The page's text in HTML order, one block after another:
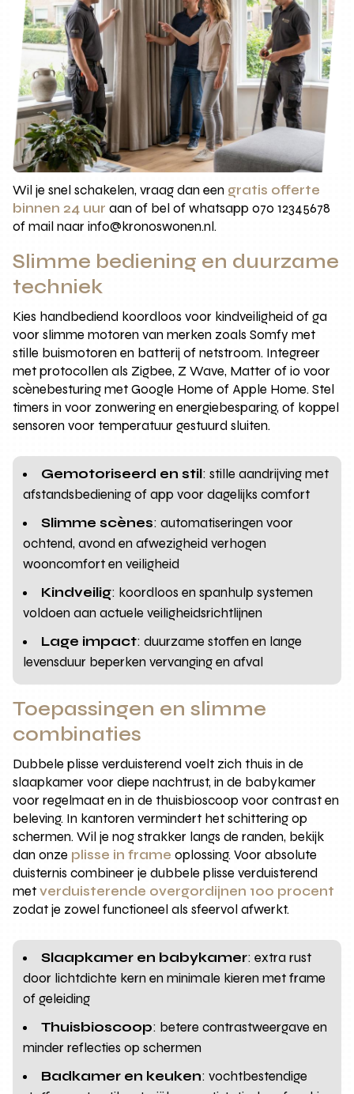
Wil je snel schakelen, vraag dan een gratis offerte
binnen 24 uur aan of bel of whatsapp 070 12345678
of mail naar info@kronoswonen.nl.
Slimme bediening en duurzame
techniek
Kies handbediend koordloos voor kindveiligheid of ga
voor slimme motoren van merken zoals Somfy met
stille buismotoren en batterij of netstroom. Integreer
met protocollen als Zigbee, Z Wave, Matter of io voor
scènebesturing met Google Home of Apple Home. Stel
timers in voor zonwering en energiebesparing, of koppel
sensoren voor temperatuur gestuurd sluiten.
Gemotoriseerd en stil: stille aandrijving met
afstandsbediening of app voor dagelijks comfort
Slimme scènes: automatiseringen voor
ochtend, avond en afwezigheid verhogen
wooncomfort en veiligheid
Kindveilig: koordloos en spanhulp systemen
voldoen aan actuele veiligheidsrichtlijnen
Lage impact: duurzame stoffen en lange
levensduur beperken vervanging en afval
Toepassingen en slimme
combinaties
Dubbele plisse verduisterend voelt zich thuis in de
slaapkamer voor diepe nachtrust, in de babykamer
voor regelmaat en in de thuisbioscoop voor contrast en
beleving. In kantoren vermindert het schittering op
schermen. Wil je nog strakker langs de randen, bekijk
dan onze plisse in frame oplossing. Voor absolute
duisternis combineer je dubbele plisse verduisterend
metverduisterende overgordijnen 100 procent
zodat je zowel functioneel als sfeervol afwerkt.
Slaapkamer en babykamer: extra rust
door lichtdichte kern en minimale kieren met frame
of geleiding
Thuisbioscoop: betere contrastweergave en
minder reflecties op schermen
Badkamer en keuken: vochtbestendige